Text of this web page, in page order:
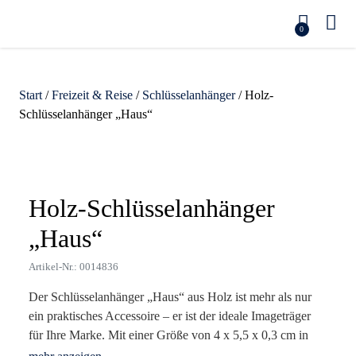
0
Start /Freizeit & Reise / Schlüsselanhänger/ Holz-
Schlüsselanhänger „Haus“
Holz-Schlüsselanhänger
„Haus“
Artikel-Nr.: 0014836
Der Schlüsselanhänger „Haus“ aus Holz ist mehr als nur
ein praktisches Accessoire – er ist der ideale Imageträger
für Ihre Marke. Mit einer Größe von 4 x 5,5 x 0,3 cm in